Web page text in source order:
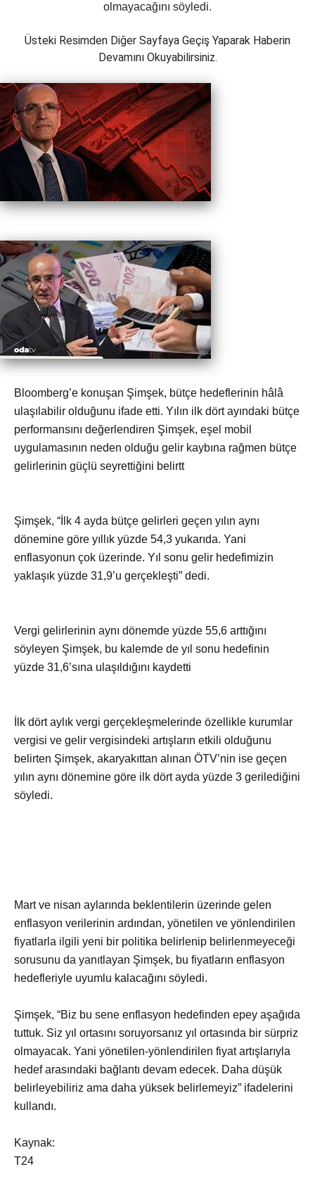
olmayacağını söyledi.
Üsteki Resimden Diğer Sayfaya Geçiş Yaparak Haberin
Devamını Okuyabilirsiniz.
Bloomberg’e konuşan Şimşek, bütçe hedeflerinin hâlâ
ulaşılabilir olduğunu ifade etti. Yılın ilk dört ayındaki bütçe
performansını değerlendiren Şimşek, eşel mobil
uygulamasının neden olduğu gelir kaybına rağmen bütçe
gelirlerinin güçlü seyrettiğini belirtt
Şimşek, “İlk 4 ayda bütçe gelirleri geçen yılın aynı
dönemine göre yıllık yüzde 54,3 yukarıda. Yani
enflasyonun çok üzerinde. Yıl sonu gelir hedefimizin
yaklaşık yüzde 31,9’u gerçekleşti” dedi.
Vergi gelirlerinin aynı dönemde yüzde 55,6 arttığını
söyleyen Şimşek, bu kalemde de yıl sonu hedefinin
yüzde 31,6’sına ulaşıldığını kaydetti
İlk dört aylık vergi gerçekleşmelerinde özellikle kurumlar
vergisi ve gelir vergisindeki artışların etkili olduğunu
belirten Şimşek, akaryakıttan alınan ÖTV’nin ise geçen
yılın aynı dönemine göre ilk dört ayda yüzde 3 gerilediğini
söyledi.
Mart ve nisan aylarında beklentilerin üzerinde gelen
enflasyon verilerinin ardından, yönetilen ve yönlendirilen
fiyatlarla ilgili yeni bir politika belirlenip belirlenmeyeceği
sorusunu da yanıtlayan Şimşek, bu fiyatların enflasyon
hedefleriyle uyumlu kalacağını söyledi.
Şimşek, “Biz bu sene enflasyon hedefinden epey aşağıda
tuttuk. Siz yıl ortasını soruyorsanız yıl ortasında bir sürpriz
olmayacak. Yani yönetilen-yönlendirilen fiyat artışlarıyla
hedef arasındaki bağlantı devam edecek. Daha düşük
belirleyebiliriz ama daha yüksek belirlemeyiz” ifadelerini
kullandı.
Kaynak:
T24